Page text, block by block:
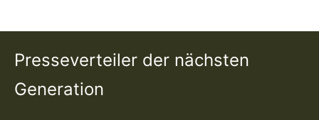
Presseverteiler der nächsten
Generation